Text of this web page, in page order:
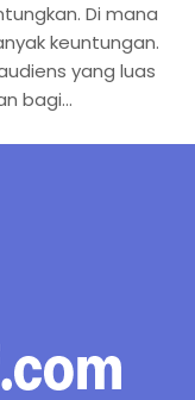
Di mana
keuntungan.
yang luas
bagi…